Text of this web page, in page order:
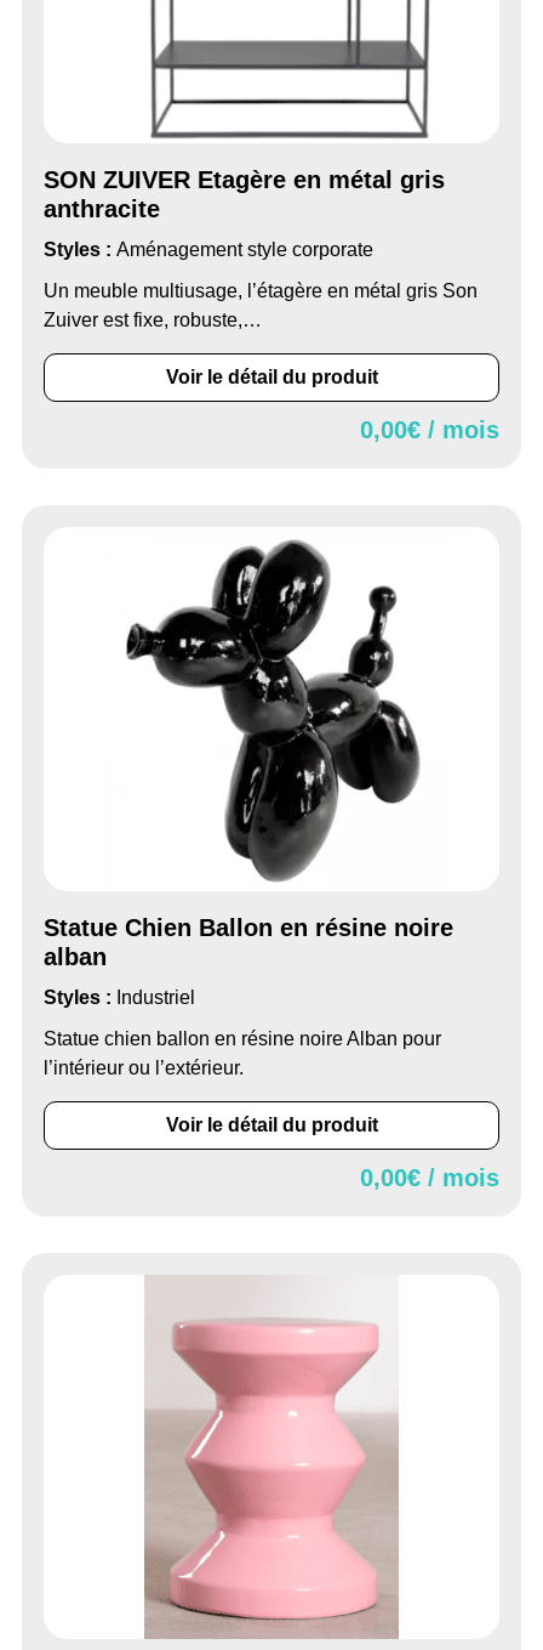
SON ZUIVER Etagère en métal gris
anthracite
Styles : Aménagement style corporate
Un meuble multiusage, l’étagère en métal gris Son
Zuiver est fixe, robuste,…
0,00€ / mois
Voir le détail du produit
Statue Chien Ballon en résine noire
alban
Styles : Industriel
Statue chien ballon en résine noire Alban pour
l’intérieur ou l’extérieur.
0,00€ / mois
Voir le détail du produit